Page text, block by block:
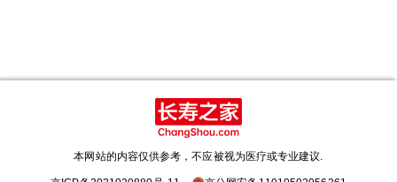
本网站的内容仅供参考，不应被视为医疗或专业建议.